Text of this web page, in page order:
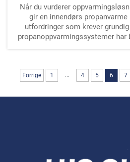
Når du vurderer
gir en innendørs
utfordringer som krever
propanoppvarmingssystemer
Forrige 1 ... 4 5 6 7